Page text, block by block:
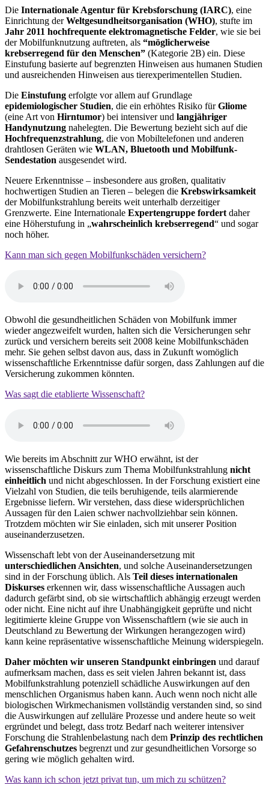
Die Internationale Agentur für Krebsforschung (IARC), eine
Einrichtung derWeltgesundheitsorganisation (WHO), stufte im
Jahr 2011 hochfrequente elektromagnetische Felder, wie sie bei
der Mobilfunknutzung auftreten, als “möglicherweise
krebserregend für den Menschen” (Kategorie 2B) ein. Diese
Einstufung basierte auf begrenzten Hinweisen aus humanen Studien
und ausreichenden Hinweisen aus tierexperimentellen Studien.
Die Einstufung erfolgte vor allem auf Grundlage
epidemiologischer Studien, die ein erhöhtes Risiko fürGliome
(eine Art von Hirntumor) bei intensiver und langjähriger
Handynutzung nahelegten. Die Bewertung bezieht sich auf die
Hochfrequenzstrahlung, die von Mobiltelefonen und anderen
drahtlosen Geräten wie WLAN, Bluetooth und Mobilfunk-
Sendestation ausgesendet wird.
Neuere Erkenntnisse – insbesondere aus großen, qualitativ
hochwertigen Studien an Tieren – belegen die Krebswirksamkeit
der Mobilfunkstrahlung bereits weit unterhalb derzeitiger
Grenzwerte. Eine Internationale Expertengruppe fordert daher
eine Höherstufung in „wahrscheinlich krebserregend“ und sogar
noch höher.
Kann man sich gegen Mobilfunkschäden versichern?
Obwohl die gesundheitlichen Schäden von Mobilfunk immer
wieder angezweifelt wurden, halten sich die Versicherungen sehr
zurück und versichern bereits seit 2008 keine Mobilfunkschäden
mehr. Sie gehen selbst davon aus, dass in Zukunft womöglich
wissenschaftliche Erkenntnisse dafür sorgen, dass Zahlungen auf die
Versicherung zukommen könnten.
Was sagt die etablierte Wissenschaft?
Wie bereits im Abschnitt zur WHO erwähnt, ist der
wissenschaftliche Diskurs zum Thema Mobilfunkstrahlung nicht
einheitlich und nicht abgeschlossen. In der Forschung existiert eine
Vielzahl von Studien, die teils beruhigende, teils alarmierende
Ergebnisse liefern. Wir verstehen, dass diese widersprüchlichen
Aussagen für den Laien schwer nachvollziehbar sein können.
Trotzdem möchten wir Sie einladen, sich mit unserer Position
auseinanderzusetzen.
Wissenschaft lebt von der Auseinandersetzung mit
unterschiedlichen Ansichten, und solche Auseinandersetzungen
sind in der Forschung üblich. Als Teil dieses internationalen
Diskurses erkennen wir, dass wissenschaftliche Aussagen auch
dadurch gefärbt sind, ob sie wirtschaftlich abhängig erzeugt werden
oder nicht. Eine nicht auf ihre Unabhängigkeit geprüfte und nicht
legitimierte kleine Gruppe von Wissenschaftlern (wie sie auch in
Deutschland zu Bewertung der Wirkungen herangezogen wird)
kann keine repräsentative wissenschaftliche Meinung widerspiegeln.
Daher möchten wir unseren Standpunkt einbringen und darauf
aufmerksam machen, dass es seit vielen Jahren bekannt ist, dass
Mobilfunkstrahlung potenziell schädliche Auswirkungen auf den
menschlichen Organismus haben kann. Auch wenn noch nicht alle
biologischen Wirkmechanismen vollständig verstanden sind, so sind
die Auswirkungen auf zelluläre Prozesse und andere heute so weit
ergründet und belegt, dass trotz Bedarf nach weiterer intensiver
Forschung die Strahlenbelastung nach dem Prinzip des rechtlichen
Gefahrenschutzes begrenzt und zur gesundheitlichen Vorsorge so
gering wie möglich gehalten wird.
Was kann ich schon jetzt privat tun, um mich zu schützen?